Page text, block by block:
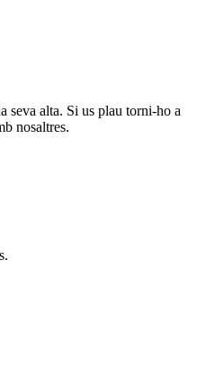
seva alta. Si us plau torni-ho a
nosaltres.